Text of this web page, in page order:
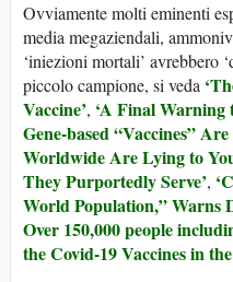
Ovviamente molti eminenti
media megaziendali,
‘iniezioni mortali’ avrebbero
piccolo campione, si veda
Vaccine’, ‘A Final Warning
Gene-based “Vaccines”
Worldwide Are Lying to
They Purportedly Serve’,
World Population,” Warns
Over 150,000 people
the Covid-19 Vaccines in